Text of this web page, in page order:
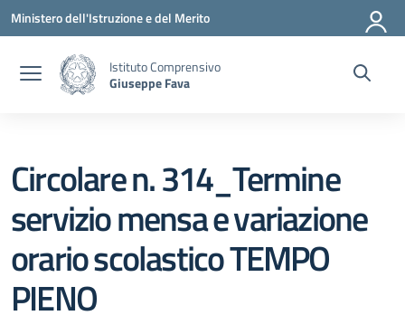
Vai ai contenuti
Vai al menu di navigazione
Vai al footer
Ministero dell'Istruzione e del Merito
Istituto Comprensivo
Giuseppe Fava
Circolare n. 314_Termine
servizio mensa e variazione
orario scolastico TEMPO
PIENO